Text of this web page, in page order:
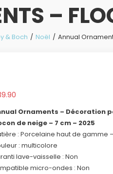
–
& Boch Noël Annual
Ornaments – Décoration
de neige – 7 cm – 2025
: Porcelaine haut de gamme
: multicolore
lave-vaisselle : Non
micro-ondes : Non